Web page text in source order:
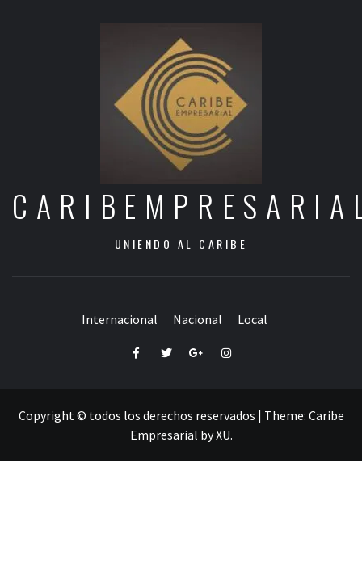
UNIENDO AL CARIBE
Internacional Nacional Local
FacebookTwitterGoogle+Instagram
Copyright © todos los derechos reservados | Theme: Caribe
Empresarial byXU.